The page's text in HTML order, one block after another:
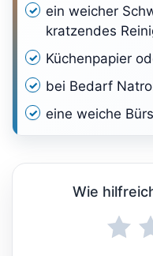
ein weicher
kratzendes
Küchenpapier
bei Bedarf
eine weiche
Wie